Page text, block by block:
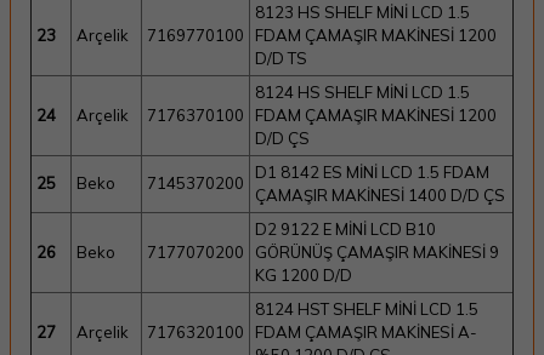
23 Arçelik 7169770100
8123 HS SHELF MİNİ LCD 1.5
FDAM ÇAMAŞIR MAKİNESİ 1200
D/D TS
24 Arçelik 7176370100
8124 HS SHELF MİNİ LCD 1.5
FDAM ÇAMAŞIR MAKİNESİ 1200
D/D ÇS
25 Beko 7145370200
D1 8142 ES MİNİ LCD 1.5 FDAM
ÇAMAŞIR MAKİNESİ 1400 D/D ÇS
26 Beko 7177070200
D2 9122 E MİNİ LCD B10
GÖRÜNÜŞ ÇAMAŞIR MAKİNESİ 9
KG 1200 D/D
27 Arçelik 7176320100
8124 HST SHELF MİNİ LCD 1.5
FDAM ÇAMAŞIR MAKİNESİ A-